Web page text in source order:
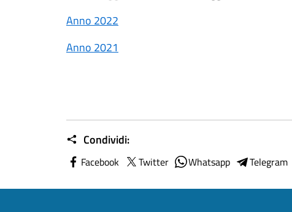
Anno 2022
Anno 2021
Condividi:
Facebook Twitter Whatsapp Telegram